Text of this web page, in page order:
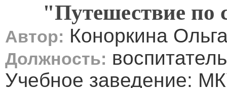
"Путешествие по
Автор: Коноркина
Должность: воспитатель
Учебное заведение: